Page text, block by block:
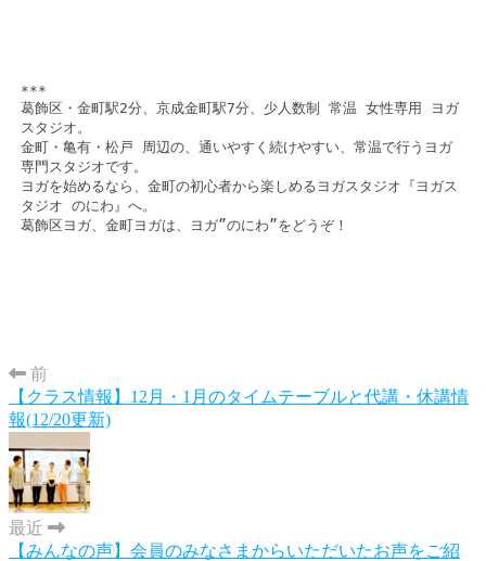
***
葛飾区・金町駅2分、京成金町駅7分、少人数制 常温 女性専用 ヨガ
スタジオ。
金町・亀有・松戸 周辺の、通いやすく続けやすい、常温で行うヨガ
専門スタジオです。
ヨガを始めるなら、金町の初心者から楽しめるヨガスタジオ『ヨガス
タジオ のにわ』へ。
葛飾区ヨガ、金町ヨガは、ヨガ”のにわ”をどうぞ！
前
【クラス情報】12月・1月のタイムテーブルと代講・休講情
報(12/20更新)
最近
【みんなの声】会員のみなさまからいただいたお声をご紹